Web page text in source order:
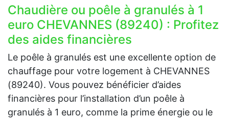
Chaudière ou poêle à granulés à 1
euro CHEVANNES (89240) : Profitez
des aides financières
Le poêle à granulés est une excellente option de
chauffage pour votre logement à CHEVANNES
(89240). Vous pouvez bénéficier d’aides
financières pour l’installation d’un poêle à
granulés à 1 euro, comme la prime énergie ou le